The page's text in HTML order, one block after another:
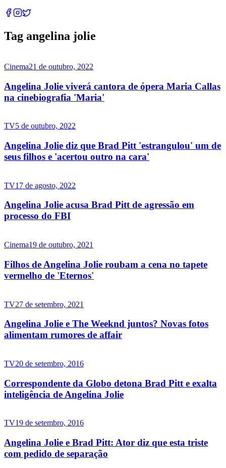
Tag angelina jolie
Cinema21 de outubro, 2022
Angelina Jolie viverá cantora de ópera Maria Callas
na cinebiografia 'Maria'
TV5 de outubro, 2022
Angelina Jolie diz que Brad Pitt 'estrangulou' um de
seus filhos e 'acertou outro na cara'
TV17 de agosto, 2022
Angelina Jolie acusa Brad Pitt de agressão em
processo do FBI
Cinema19 de outubro, 2021
Filhos de Angelina Jolie roubam a cena no tapete
vermelho de 'Eternos'
TV27 de setembro, 2021
Angelina Jolie e The Weeknd juntos? Novas fotos
alimentam rumores de affair
TV20 de setembro, 2016
Correspondente da Globo detona Brad Pitt e exalta
inteligência de Angelina Jolie
TV19 de setembro, 2016
Angelina Jolie e Brad Pitt: Ator diz que esta triste
com pedido de separação